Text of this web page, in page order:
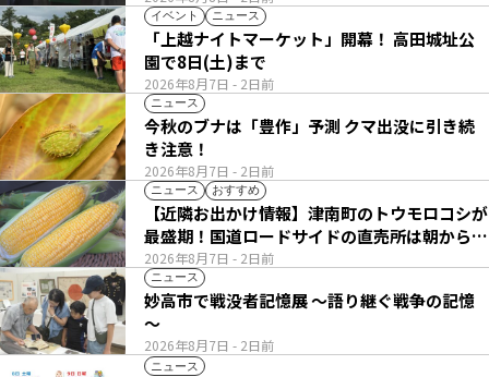
イベント ニュース
2026年8月7日 - 2日前
「上越ナイトマーケット」開幕！ 高田城址公
園で8日(土)まで
ニュース
2026年8月7日 - 2日前
今秋のブナは「豊作」予測 クマ出没に引き続
き注意！
ニュース おすすめ
2026年8月7日 - 2日前
【近隣お出かけ情報】津南町のトウモロコシが
最盛期！国道ロードサイドの直売所は朝から長
い列
ニュース
2026年8月7日 - 2日前
妙高市で戦没者記憶展 ～語り継ぐ戦争の記憶
～
ニュース